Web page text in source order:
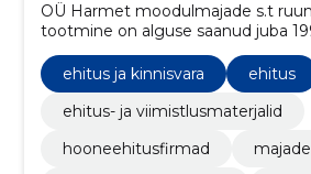
OÜ Harmet moodulmajade s.t
tootmine on alguse saanud juba
ehitus ja kinnisvara ehitus
ehitus- ja viimistlusmaterjalid
hooneehitusfirmad